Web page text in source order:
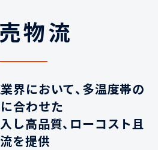
物流
界において、多温度帯の
合わせた
し高品質、ローコスト且
を提供